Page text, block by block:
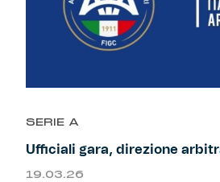
SERIE A
Ufficiali gara, direzione
19.03.26